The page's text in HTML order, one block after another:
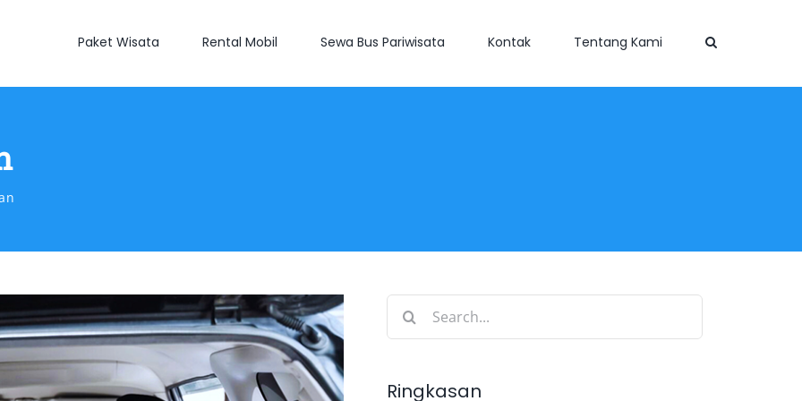
Paket Wisata Rental Mobil Sewa Bus Pariwisata Kontak Tentang Kami
Search
Ringkasan